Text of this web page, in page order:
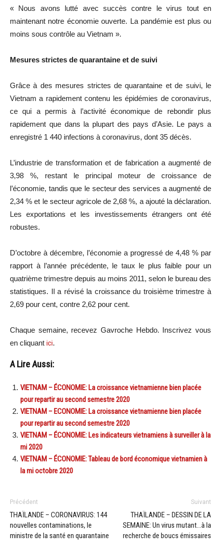
« Nous avons lutté avec succès contre le virus tout en
maintenant notre économie ouverte. La pandémie est plus ou
moins sous contrôle au Vietnam ».
Mesures strictes de quarantaine et de suivi
Grâce à des mesures strictes de quarantaine et de suivi, le
Vietnam a rapidement contenu les épidémies de coronavirus,
ce qui a permis à l’activité économique de rebondir plus
rapidement que dans la plupart des pays d’Asie. Le pays a
enregistré 1 440 infections à coronavirus, dont 35 décès.
L’industrie de transformation et de fabrication a augmenté de
3,98 %, restant le principal moteur de croissance de
l’économie, tandis que le secteur des services a augmenté de
2,34 % et le secteur agricole de 2,68 %, a ajouté la déclaration.
Les exportations et les investissements étrangers ont été
robustes.
D’octobre à décembre, l’économie a progressé de 4,48 % par
rapport à l’année précédente, le taux le plus faible pour un
quatrième trimestre depuis au moins 2011, selon le bureau des
statistiques. Il a révisé la croissance du troisième trimestre à
2,69 pour cent, contre 2,62 pour cent.
Chaque semaine, recevez Gavroche Hebdo. Inscrivez vous
en cliquant ici.
A Lire Aussi:
VIETNAM – ÉCONOMIE: La croissance vietnamienne bien placée
pour repartir au second semestre 2020
VIETNAM – ECONOMIE: La croissance vietnamienne bien placée
pour repartir au second semestre 2020
VIETNAM – ÉCONOMIE: Les indicateurs vietnamiens à surveiller à la
mi 2020
VIETNAM – ÉCONOMIE: Tableau de bord économique vietnamien à
la mi octobre 2020
Précédent
THAÏLANDE – CORONAVIRUS: 144
nouvelles contaminations, le
ministre de la santé en quarantaine
Suivant
THAÏLANDE – DESSIN DE LA
SEMAINE: Un virus mutant…à la
recherche de boucs émissaires